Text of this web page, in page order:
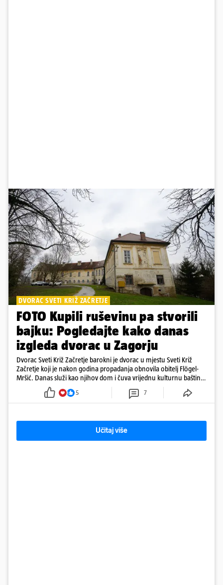
DVORAC SVETI KRIŽ ZAČRETJE
FOTO Kupili ruševinu pa stvorili
bajku: Pogledajte kako danas
izgleda dvorac u Zagorju
Dvorac Sveti Križ Začretje barokni je dvorac u mjestu Sveti Križ
Začretje koji je nakon godina propadanja obnovila obitelj Flögel-
Mršić. Danas služi kao njihov dom i čuva vrijednu kulturnu baštinu
davno zaboravljenog vremena
5 7
Učitaj više